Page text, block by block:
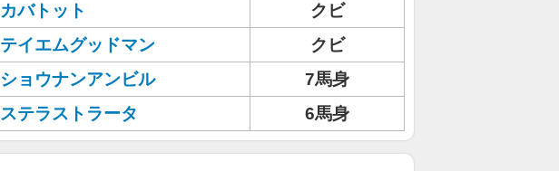
カバトット
クビ
テイエムグッドマン
クビ
ショウナンアンビル
7馬身
ステラストラータ 6馬身